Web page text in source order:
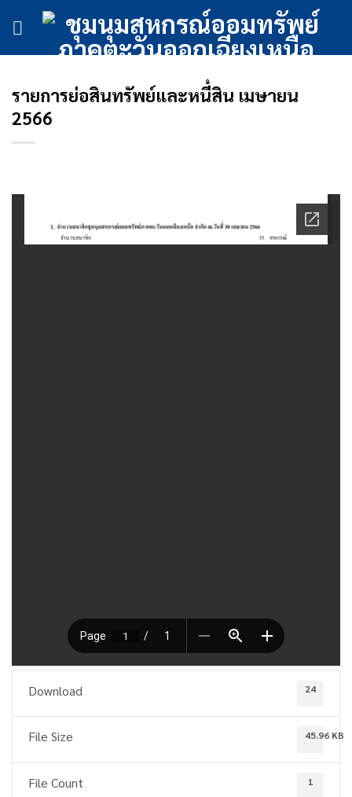
รายการย่อสินทรัพย์และหนี้สิน เมษายน
2566
Download 24
File Size 45.96 KB
File Count 1